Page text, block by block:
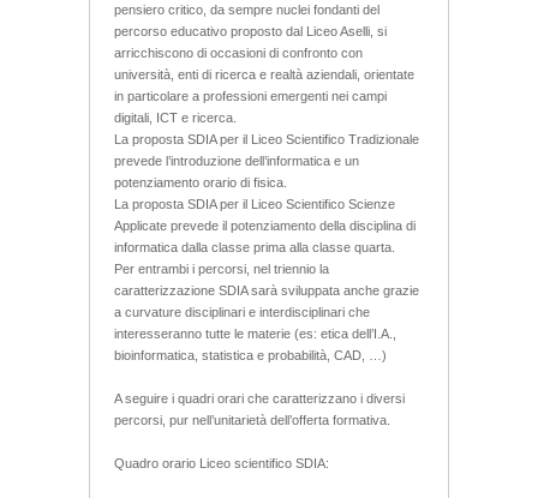
pensiero critico, da sempre nuclei fondanti del
percorso educativo proposto dal Liceo Aselli, si
arricchiscono di occasioni di confronto con
università, enti di ricerca e realtà aziendali, orientate
in particolare a professioni emergenti nei campi
digitali, ICT e ricerca.
La proposta SDIA per il Liceo Scientifico Tradizionale
prevede l’introduzione dell’informatica e un
potenziamento orario di fisica.
La proposta SDIA per il Liceo Scientifico Scienze
Applicate prevede il potenziamento della disciplina di
informatica dalla classe prima alla classe quarta.
Per entrambi i percorsi, nel triennio la
caratterizzazione SDIA sarà sviluppata anche grazie
a curvature disciplinari e interdisciplinari che
interesseranno tutte le materie (es: etica dell’I.A.,
bioinformatica, statistica e probabilità, CAD, …)
A seguire i quadri orari che caratterizzano i diversi
percorsi, pur nell’unitarietà dell’offerta formativa.
Quadro orario Liceo scientifico SDIA: